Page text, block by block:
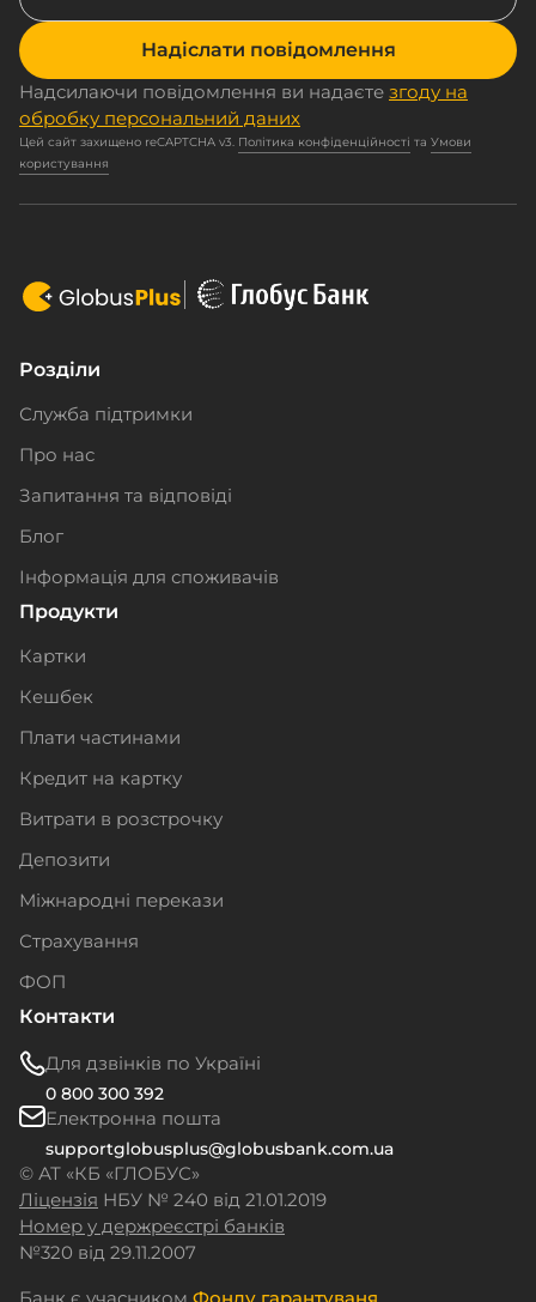
Надіслати повідомлення
Надсилаючи повідомлення ви надаєте згоду на
обробку персональний даних
Цей сайт захищено reCAPTCHA v3. Політика конфіденційності та Умови
користування
Розділи
Служба підтримки
Про нас
Запитання та відповіді
Блог
Інформація для споживачів
Продукти
Картки
Кешбек
Плати частинами
Кредит на картку
Витрати в розстрочку
Депозити
Міжнародні перекази
Страхування
ФОП
Контакти
Для дзвінків по Україні
0 800 300 392
Електронна пошта
supportglobusplus@globusbank.com.ua
© АТ «КБ «ГЛОБУС»
Ліцензія НБУ № 240 від 21.01.2019
Номер у держреєстрі банків
№320 від 29.11.2007